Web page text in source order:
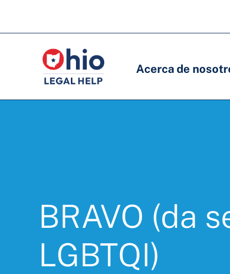
principal
Acerca de
principal
BRAVO (da
LGBTQI)